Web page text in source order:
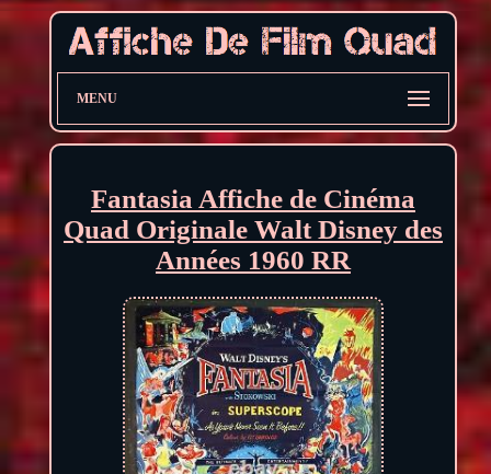
MENU
Fantasia Affiche de Cinéma
Quad Originale Walt Disney des
Années 1960 RR